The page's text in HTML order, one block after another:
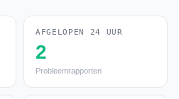
AFGELOPEN 24 UUR
2
Probleemrapporten